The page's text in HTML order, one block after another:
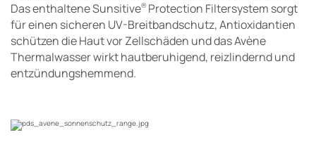
Das enthaltene Sunsitive®Protection Filtersystem sorgt
für einen sicheren UV-Breitbandschutz, Antioxidantien
schützen die Haut vor Zellschäden und das Avène
Thermalwasser wirkt hautberuhigend, reizlindernd und
entzündungshemmend.